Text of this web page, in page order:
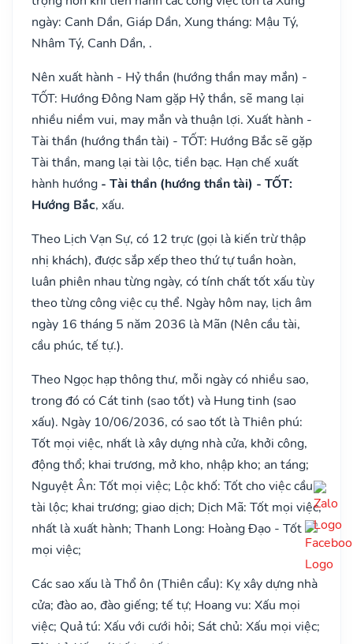
ngày: Canh Dần, Giáp Dần, Xung tháng: Mậu Tý,
Nhâm Tý, Canh Dần, .
Nên xuất hành - Hỷ thần (hướng thần may mắn) -
TỐT: Hướng Đông Nam gặp Hỷ thần, sẽ mang lại
nhiều niềm vui, may mắn và thuận lợi. Xuất hành -
Tài thần (hướng thần tài) - TỐT: Hướng Bắc sẽ gặp
Tài thần, mang lại tài lộc, tiền bạc. Hạn chế xuất
hành hướng - Tài thần (hướng thần tài) - TỐT:
Hướng Bắc, xấu.
Theo Lịch Vạn Sự, có 12 trực (gọi là kiến trừ thập
nhị khách), được sắp xếp theo thứ tự tuần hoàn,
luân phiên nhau từng ngày, có tính chất tốt xấu tùy
theo từng công việc cụ thể. Ngày hôm nay, lịch âm
ngày 16 tháng 5 năm 2036 là Mãn (Nên cầu tài,
cầu phúc, tế tự.).
Theo Ngọc hạp thông thư, mỗi ngày có nhiều sao,
trong đó có Cát tinh (sao tốt) và Hung tinh (sao
xấu). Ngày 10/06/2036, có sao tốt là Thiên phú:
Tốt mọi việc, nhất là xây dựng nhà cửa, khởi công,
động thổ; khai trương, mở kho, nhập kho; an táng;
Nguyệt Ân: Tốt mọi việc; Lộc khố: Tốt cho việc cầu
tài lộc; khai trương; giao dịch; Dịch Mã: Tốt mọi việc,
nhất là xuất hành; Thanh Long: Hoàng Đạo - Tốt
mọi việc;
Các sao xấu là Thổ ôn (Thiên cẩu): Kỵ xây dựng nhà
cửa; đào ao, đào giếng; tế tự; Hoang vu: Xấu mọi
việc; Quả tú: Xấu với cưới hỏi; Sát chủ: Xấu mọi việc;